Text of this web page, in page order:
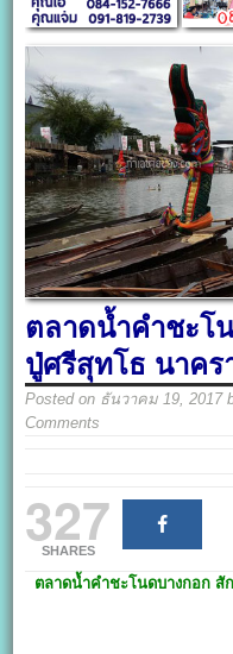
ตลาดน้ำคำชะโ
ปู่ศรีสุทโธ นาคร
Posted on ธันวาคม 19, 2017
Comments
327
SHARES
ตลาดน้ำคำชะโนดบางกอก สั